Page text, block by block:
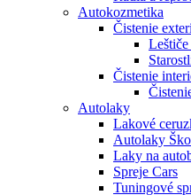
Autokozmetika
Čistenie
Čistenie
Autolaky
Lakové
Autolaky
Laky na
Spreje Cars
Tuningové